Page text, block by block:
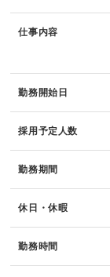
仕事内容
勤務開始日
採用予定人数
勤務期間
休日・休暇
勤務時間